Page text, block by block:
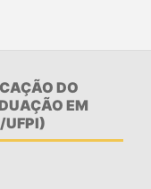
DO
EM
UFPI)